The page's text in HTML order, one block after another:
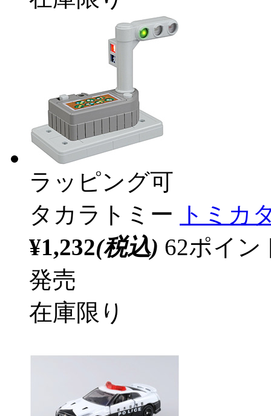
ラッピング可
タカラトミー
トミカ
¥1,232(税込) 62ポイ
発売
在庫限り